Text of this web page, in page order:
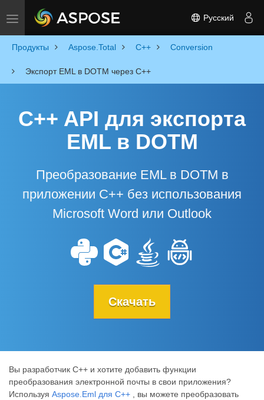
Toggle navigation Русский
Продукты Aspose.Total C++ Conversion
Экспорт EML в DOTM через C++
C++ API для экспорта
EML в DOTM
Преобразование EML в DOTM в
приложении C++ без использования
Microsoft Word или Outlook
Скачать
Вы разработчик C++ и хотите добавить функции
преобразования электронной почты в свои приложения?
Используя Aspose.Eml для C++ , вы можете преобразовать